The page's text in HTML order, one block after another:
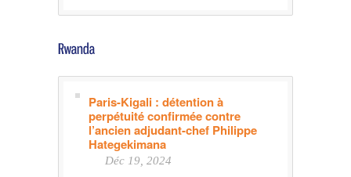
Paris-Kigali : détention à
perpétuité confirmée contre
l’ancien adjudant-chef Philippe
Hategekimana
Déc 19, 2024